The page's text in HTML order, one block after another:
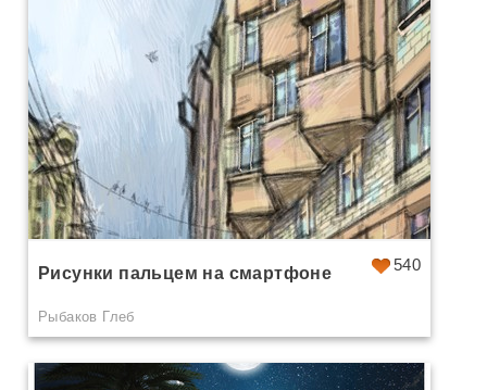
540
Рисунки пальцем на смартфоне
Рыбаков Глеб